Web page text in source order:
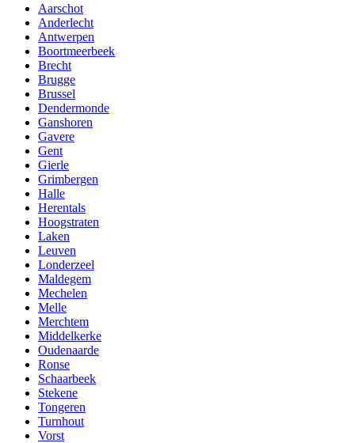
Aarschot
Anderlecht
Antwerpen
Boortmeerbeek
Brecht
Brugge
Brussel
Dendermonde
Ganshoren
Gavere
Gent
Gierle
Grimbergen
Halle
Herentals
Hoogstraten
Laken
Leuven
Londerzeel
Maldegem
Mechelen
Melle
Merchtem
Middelkerke
Oudenaarde
Ronse
Schaarbeek
Stekene
Tongeren
Turnhout
Vorst